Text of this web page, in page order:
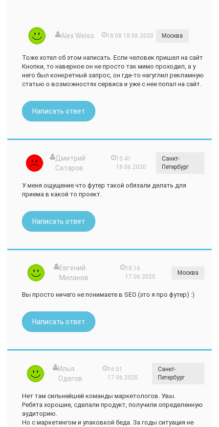
Alex Weiss 18:08 18.06.2020 Москва
Тоже хотел об этом написать. Если человек пришел на сайт
Кнопки, то наверное он не просто так мимо проходил, а у
него был конкретный запрос, он где-то нагуглил рекламную
статью о возможностях сервиса и уже с нее попал на сайт.
Написать ответ
Дмитрий
Сатаров
15:41
18.06.2020
Санкт-
Петербург
У меня ощущение что футер такой обязали делать для
приема в какой то проект.
Написать ответ
Евгений
Миланов
18:16
17.06.2020
Москва
Вы просто ничего не понимаете в SEO (это я про футер) :)
Написать ответ
Илья
Одегов
16:01
17.06.2020
Санкт-
Петербург
Нет там сильнейшей команды маркетологов. Увы.
Ребята хорошие, сделали продукт, получили определенную
аудиторию.
Но с маркетингом и упаковкой беда. За годы ситуация не